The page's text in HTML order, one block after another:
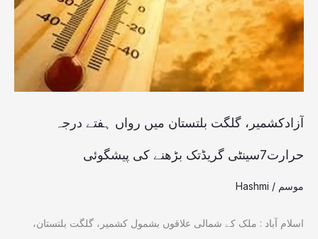
آزادکشمیر، گلگت بلتستان میں رواں ہفتے درجہ
حرارت7سینٹی گریڈتک بڑھنے کی پیشگوئی
موسم /
Hashmi
اسلام آباد : ملک کے شمالی علاقوں بشمول کشمیر، گلگت بلتستان،
رواں
ہفتے
درجہ
حرارت7سینٹی
گریڈتک
پیشگوئی